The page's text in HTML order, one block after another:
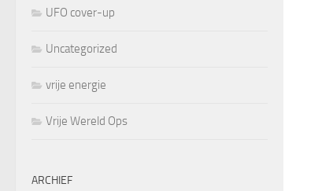
UFO cover-up
Uncategorized
vrije energie
Vrije Wereld Ops
ARCHIEF